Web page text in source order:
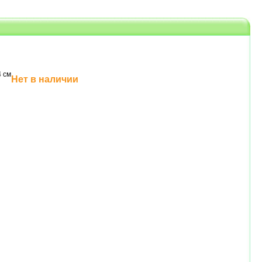
см Нет в наличии